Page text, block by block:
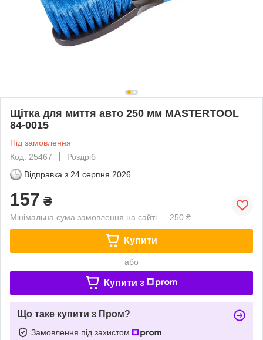
Щітка для миття авто 250 мм MASTERTOOL
84-0015
Під замовлення
Код: 25467
Роздріб
Відправка з 24 серпня 2026
157 ₴
Мінімальна сума замовлення на сайті — 250 ₴
Купити
або
Купити з
Що таке купити з Пром?
Замовлення під захистом